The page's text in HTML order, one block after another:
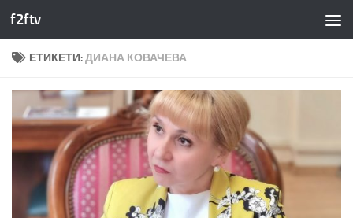
Към съдържанието
f2ftv
ЕТИКЕТИ:ДИАНА КОВАЧЕВА